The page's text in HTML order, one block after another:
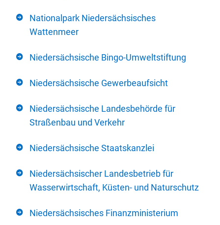
Nationalpark Niedersächsisches
Wattenmeer
Niedersächsische Bingo-Umweltstiftung
Niedersächsische Gewerbeaufsicht
Niedersächsische Landesbehörde für
Straßenbau und Verkehr
Niedersächsische Staatskanzlei
Niedersächsischer Landesbetrieb für
Wasserwirtschaft, Küsten- und Naturschutz
Niedersächsisches Finanzministerium